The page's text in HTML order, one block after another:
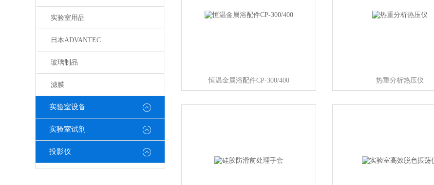
实验室用品
日本ADVANTEC
玻璃制品
滤膜
实验室设备
实验室试剂
投影仪
恒温金属浴配件CP-300/400 热重分析热压仪